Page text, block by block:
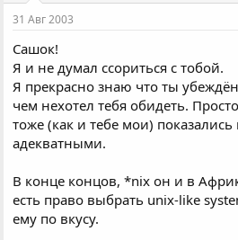
31 Авг 2003
Сашок!
Я и не думал ссориться с тобой.
Я прекрасно знаю что ты
чем нехотел тебя обидеть.
тоже (как и тебе мои) показались
адекватными.
В конце концов, *nix он и в
есть право выбрать unix-like
ему по вкусу.